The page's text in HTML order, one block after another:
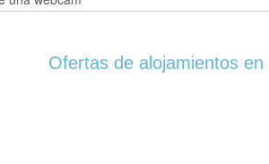
Ofertas de alojamientos en